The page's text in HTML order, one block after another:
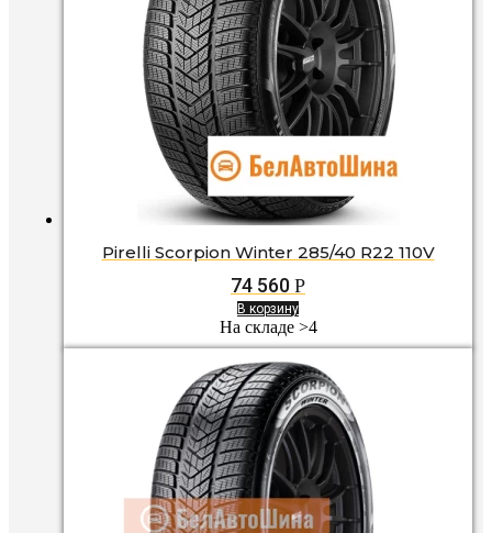
Pirelli Scorpion Winter 285/40 R22 110V
74 560 Р
В корзину
На складе >4